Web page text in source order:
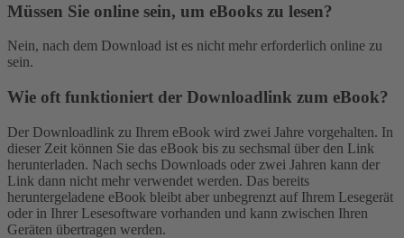
Müssen Sie online sein, um eBooks zu lesen?
Nein, nach dem Download ist es nicht mehr erforderlich online zu
sein.
Wie oft funktioniert der Downloadlink zum eBook?
Der Downloadlink zu Ihrem eBook wird zwei Jahre vorgehalten. In
dieser Zeit können Sie das eBook bis zu sechsmal über den Link
herunterladen. Nach sechs Downloads oder zwei Jahren kann der
Link dann nicht mehr verwendet werden. Das bereits
heruntergeladene eBook bleibt aber unbegrenzt auf Ihrem Lesegerät
oder in Ihrer Lesesoftware vorhanden und kann zwischen Ihren
Geräten übertragen werden.